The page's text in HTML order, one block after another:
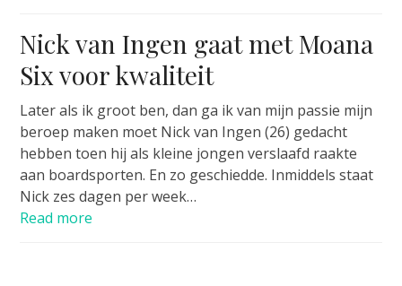
Nick van Ingen gaat met Moana
Six voor kwaliteit
Later als ik groot ben, dan ga ik van mijn passie mijn
beroep maken moet Nick van Ingen (26) gedacht
hebben toen hij als kleine jongen verslaafd raakte
aan boardsporten. En zo geschiedde. Inmiddels staat
Nick zes dagen per week…
Read more